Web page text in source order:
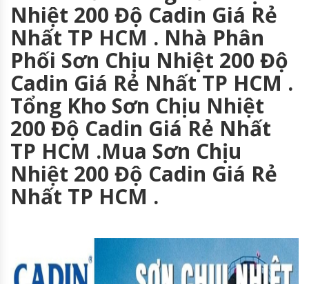
Nhiệt 200 Độ Cadin Giá Rẻ
Nhất TP HCM . Nhà Phân
Phối Sơn Chịu Nhiệt 200 Độ
Cadin Giá Rẻ Nhất TP HCM .
Tổng Kho Sơn Chịu Nhiệt
200 Độ Cadin Giá Rẻ Nhất
TP HCM .Mua Sơn Chịu
Nhiệt 200 Độ Cadin Giá Rẻ
Nhất TP HCM .